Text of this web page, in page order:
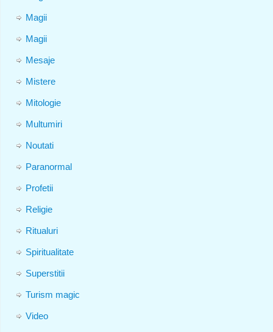
Magii
Magii
Mesaje
Mistere
Mitologie
Multumiri
Noutati
Paranormal
Profetii
Religie
Ritualuri
Spiritualitate
Superstitii
Turism magic
Video